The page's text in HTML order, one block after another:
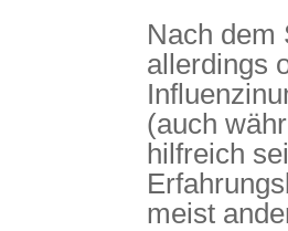
Nach dem
allerdings
(auch
hilfreich
meist